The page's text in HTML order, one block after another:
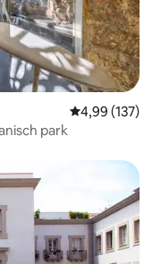
Gemiddelde
4,99 (137)
park